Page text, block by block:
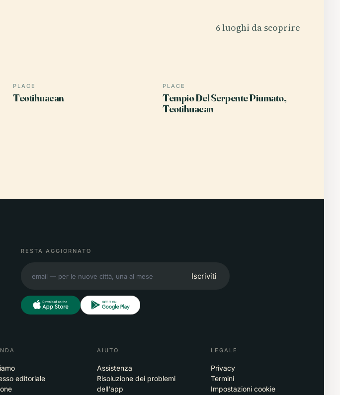
6 luoghi da scoprire
PLACE
Teotihuacan
PLACE
Tempio Del Serpente Piumato,
Teotihuacan
RESTA AGGIORNATO
Iscriviti
editoriale
AIUTO
Assistenza
Risoluzione dei problemi
dell'app
LEGALE
Privacy
Termini
Impostazioni cookie